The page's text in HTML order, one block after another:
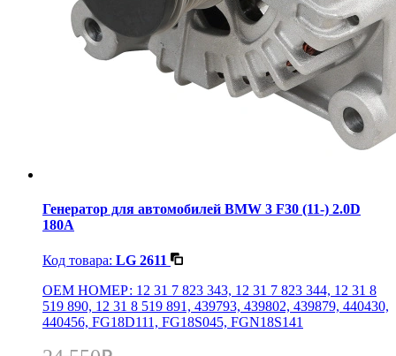
Генератор для автомобилей BMW 3 F30 (11-) 2.0D
180A
Код товара: LG 2611
OEM НОМЕР: 12 31 7 823 343, 12 31 7 823 344, 12 31 8
519 890, 12 31 8 519 891, 439793, 439802, 439879, 440430,
440456, FG18D111, FG18S045, FGN18S141